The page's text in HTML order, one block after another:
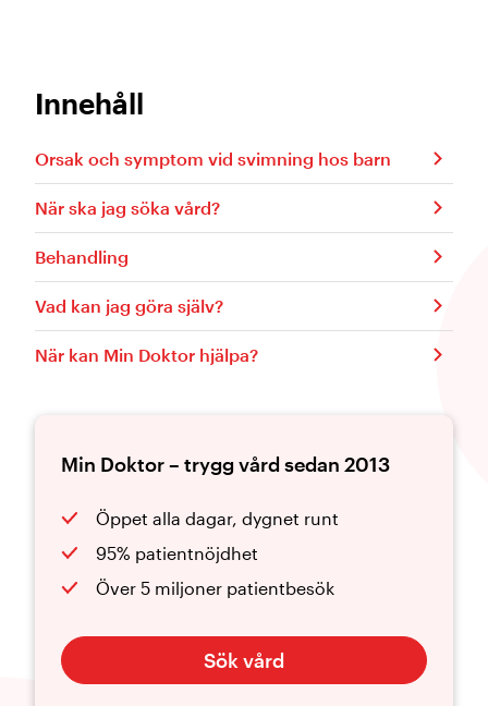
Innehåll
​Orsak och symptom vid svimning hos barn
När ska jag söka vård?
Behandling
Vad kan jag göra själv?
När kan Min Doktor hjälpa?
Min Doktor – trygg vård sedan 2013
Öppet alla dagar, dygnet runt
95% patientnöjdhet
Över 5 miljoner patientbesök
Sök vård